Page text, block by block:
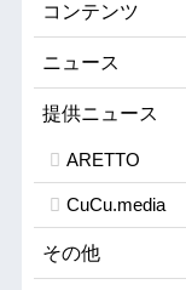
コンテンツ
ニュース
提供ニュース
ARETTO
CuCu.media
その他